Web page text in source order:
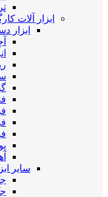
ابزار آلات
ابزار
سایر